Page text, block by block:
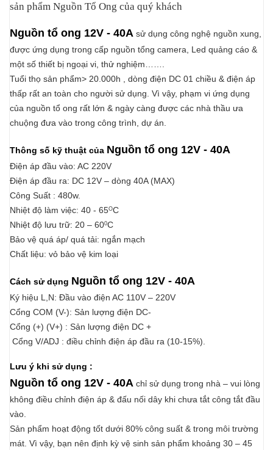
sản phẩm Nguồn Tổ Ong của quý khách
Nguồn tổ ong 12V - 40A sử dụng công nghệ nguồn xung,
được ứng dụng trong cấp nguồn tổng camera, Led quảng cáo &
một số thiết bị ngoại vi, thử nghiệm…….
Tuổi thọ sản phẩm> 20.000h , dòng điện DC 01 chiều & điện áp
thấp rất an toàn cho người sử dụng. Vì vậy, phạm vi ứng dụng
của nguồn tổ ong rất lớn & ngày càng được các nhà thầu ưa
chuộng đưa vào trong công trình, dự án.
Thông số kỹ thuật của Nguồn tổ ong 12V - 40A
Điện áp đầu vào: AC 220V
Điện áp đầu ra: DC 12V – dòng 40A (MAX)
Công Suất : 480w.
Nhiệt độ làm việc: 40 - 65OC
Nhiệt độ lưu trữ: 20 – 600C
Bảo vệ quá áp/ quá tải: ngắn mạch
Chất liệu: vỏ bảo vệ kim loại
Cách sử dụng Nguồn tổ ong 12V - 40A
Ký hiệu L,N: Đầu vào điện AC 110V – 220V
Cổng COM (V-): Sản lượng điện DC-
Cổng (+) (V+) : Sản lượng điện DC +
Cổng V/ADJ : điều chỉnh điện áp đầu ra (10-15%).
Lưu ý khi sử dụng :
Nguồn tổ ong 12V - 40A chỉ sử dụng trong nhà – vui lòng
không điều chỉnh điện áp & đấu nối dây khi chưa tắt công tắt đầu
vào.
Sản phẩm hoạt động tốt dưới 80% công suất & trong môi trường
mát. Vì vậy, bạn nên định kỳ vệ sinh sản phẩm khoảng 30 – 45